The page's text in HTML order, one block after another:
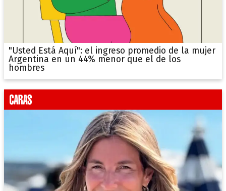
"Usted Está Aquí": el ingreso promedio de la mujer
Argentina en un 44% menor que el de los
hombres